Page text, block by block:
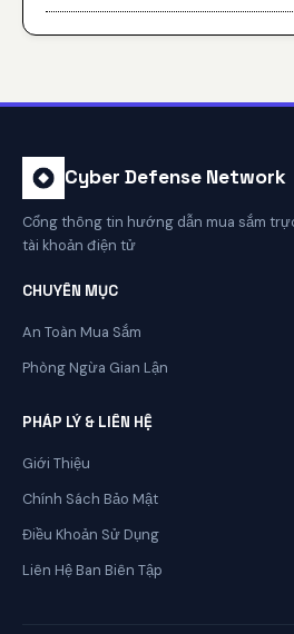
Cyber Defense Network
Cổng thông tin hướng dẫn mua sắm
tài khoản điện tử
CHUYÊN MỤC
An Toàn Mua Sắm
Phòng Ngừa Gian Lận
PHÁP LÝ & LIÊN HỆ
Giới Thiệu
Chính Sách Bảo Mật
Điều Khoản Sử Dụng
Liên Hệ Ban Biên Tập